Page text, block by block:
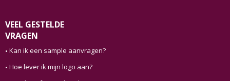
VEEL GESTELDE
VRAGEN
Kan ik een sample aanvragen?
Hoe lever ik mijn logo aan?